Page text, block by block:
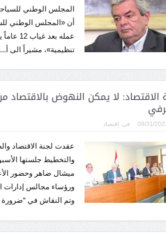
المجلس الوطني
أن «المجلس الوطني
عمله بعد
تنظيمية»، مشيراً الى أ...
الاقتصاد: لا يمكن النهوض
08/31/ فى: إقتصاد
عقدت لجنة الاقتصاد
والتخطيط جلستها
ميشال ضاهر وحضور
ورؤساء مجالس إدارات
وتم النقاش في